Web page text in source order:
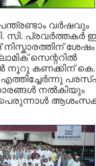
വർഷവും
സി. പ്രവർത്തകർ
ശേഷം
സെന്ററിൽ
നൂറു കണക്കിന് കെ.
നൽകിയും
പെരുന്നാൾ